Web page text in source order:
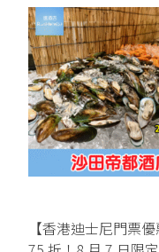
【香港迪士尼門票